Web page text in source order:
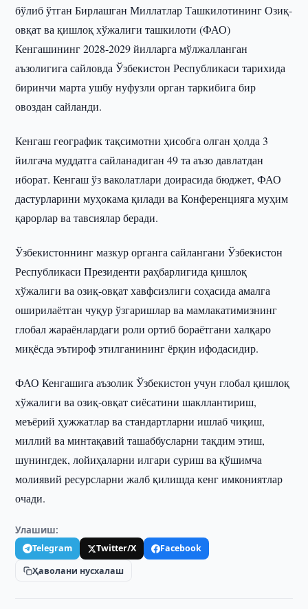
бўлиб ўтган Бирлашган Миллатлар Ташкилотининг Озиқ-
овқат ва қишлоқ хўжалиги ташкилоти (ФАО)
Кенгашининг 2028-2029 йилларга мўлжалланган
аъзолигига сайловда Ўзбекистон Республикаси тарихида
биринчи марта ушбу нуфузли орган таркибига бир
овоздан сайланди.
Кенгаш географик тақсимотни ҳисобга олган ҳолда 3
йилгача муддатга сайланадиган 49 та аъзо давлатдан
иборат. Кенгаш ўз ваколатлари доирасида бюджет, ФАО
дастурларини муҳокама қилади ва Конференцияга муҳим
қарорлар ва тавсиялар беради.
Ўзбекистоннинг мазкур органга сайлангани Ўзбекистон
Республикаси Президенти раҳбарлигида қишлоқ
хўжалиги ва озиқ-овқат хавфсизлиги соҳасида амалга
оширилаётган чуқур ўзгаришлар ва мамлакатимизнинг
глобал жараёнлардаги роли ортиб бораётгани халқаро
миқёсда эътироф этилганининг ёрқин ифодасидир.
ФАО Кенгашига аъзолик Ўзбекистон учун глобал қишлоқ
хўжалиги ва озиқ-овқат сиёсатини шакллантириш,
меъёрий ҳужжатлар ва стандартларни ишлаб чиқиш,
миллий ва минтақавий ташаббусларни тақдим этиш,
шунингдек, лойиҳаларни илгари суриш ва қўшимча
молиявий ресурсларни жалб қилишда кенг имкониятлар
очади.
Улашиш:
Telegram Twitter/X
Facebook
Ҳаволани нусхалаш